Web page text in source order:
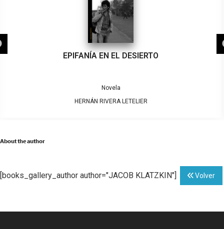
EPIFANÍA EN EL DESIERTO
Novela
HERNÁN RIVERA LETELIER
About the author
[books_gallery_author author="JACOB KLATZKIN"] Volver